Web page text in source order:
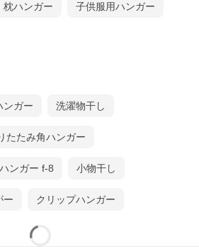
枕ハンガー 子供服用ハンガー
ンガー 洗濯物干し
たたみ角ハンガー
ンガー f-8 小物干し
ー クリップハンガー